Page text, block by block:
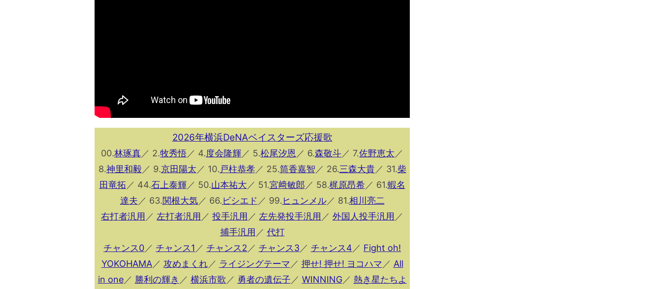
2026年横浜DeNAベイスターズ応援歌
00.林琢真／ 2.牧秀悟／ 4.度会隆輝／ 5.松尾汐恩 ／ 6.森敬斗／ 7.佐野恵太 ／
8.神里和毅／ 9.京田陽太 ／ 10. 戸柱恭孝／ 25.筒香嘉智 ／ 26.三森大貴／ 31.柴
田竜拓 ／ 44.石上泰輝／ 50.山本祐大 ／ 51.宮﨑敏郎 ／ 58.梶原昂希／ 61.蝦名
達夫 ／ 63.関根大気／ 66.ビシエド ／ 99.ヒュンメル／ 81.相川亮二
右打者汎用 ／ 左打者汎用 ／ 投手汎用 ／ 左先発投手汎用 ／ 外国人投手汎用 ／
捕手汎用 ／ 代打
チャンス0／ チャンス1 ／ チャンス2 ／ チャンス3／ チャンス4 ／ Fight oh!
YOKOHAMA／ 攻めまくれ／ ライジングテーマ ／ 押せ! 押せ! ヨコハマ ／ All
in one／ 勝利の輝き ／ 横浜市歌 ／ 勇者の遺伝子 ／ WINNING／ 熱き星たちよ